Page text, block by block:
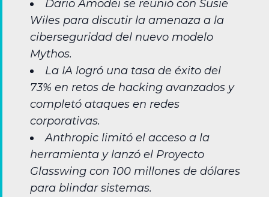
Dario Amodei se reunió con Susie
Wiles para discutir la amenaza a la
ciberseguridad del nuevo modelo
Mythos.
La IA logró una tasa de éxito del
73% en retos de hacking avanzados y
completó ataques en redes
corporativas.
Anthropic limitó el acceso a la
herramienta y lanzó el Proyecto
Glasswing con 100 millones de dólares
para blindar sistemas.